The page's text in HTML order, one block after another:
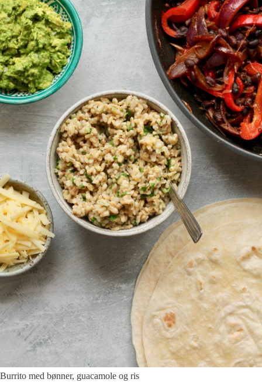
Burrito med bønner, guacamole og ris